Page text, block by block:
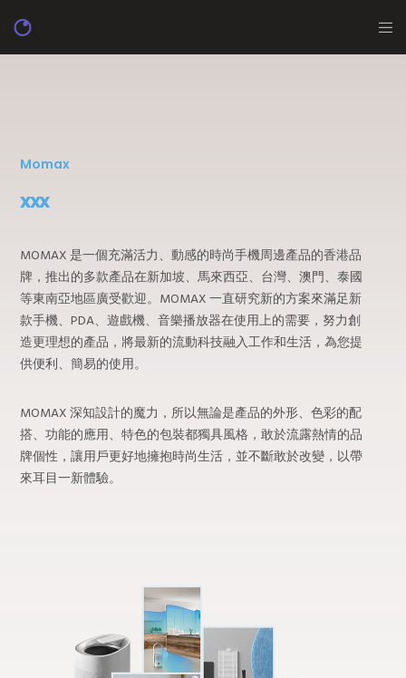
Momax
xxx
MOMAX 是一個充滿活力、動感的時尚手機周邊產品的香港品
牌，推出的多款產品在新加坡、馬來西亞、台灣、澳門、泰國
等東南亞地區廣受歡迎。MOMAX 一直研究新的方案來滿足新
款手機、PDA、遊戲機、音樂播放器在使用上的需要，努力創
造更理想的產品，將最新的流動科技融入工作和生活，為您提
供便利、簡易的使用。
MOMAX 深知設計的魔力，所以無論是產品的外形、色彩的配
搭、功能的應用、特色的包裝都獨具風格，敢於流露熱情的品
牌個性，讓用戶更好地擁抱時尚生活，並不斷敢於改變，以帶
來耳目一新體驗。